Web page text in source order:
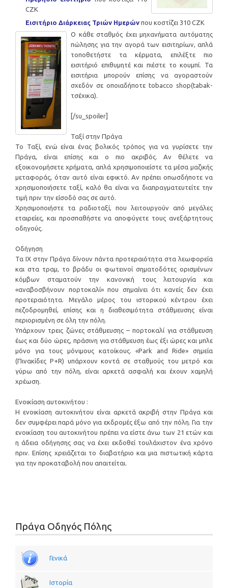
CZK
Εισιτήριο Διάρκειας Τριών Ημερών που κοστίζει 310 CZK
Ο κάθε σταθμός έχει μηχανήματα αυτόματης
πώλησης για την αγορά των εισιτηρίων, απλά
τοποθετήστε τα κέρματα, επιλέξτε πιο
εισιτήριό επιθυμητέ και πιέστε το κουμπί. Τα
εισιτήρια μπορούν επίσης να αγοραστούν
σχεδόν σε οποιαδήποτε tobacco shop(tabak-
τσέχικα).
[/su_spoiler]
Ταξί στην Πράγα
Το Ταξί, ενώ είναι ένας βολικός τρόπος για να γυρίσετε την
Πράγα, είναι επίσης και ο πιο ακριβός. Αν θέλετε να
εξοικονομήσετε χρήματα, απλά χρησιμοποιείστε τα μέσα μαζικής
μεταφοράς, όταν αυτό είναι εφικτό. Αν πρέπει οπωσδήποτε να
χρησιμοποιήσετε ταξί, καλό θα είναι να διαπραγματευτείτε την
τιμή πριν την είσοδό σας σε αυτό.
Χρησιμοποιήστε τα ραδιοταξί, που λειτουργούν από μεγάλες
εταιρείες, και προσπαθήστε να αποφύγετε τους ανεξάρτητους
οδηγούς.
Οδήγηση
Τα ΙΧ στην Πράγα δίνουν πάντα προτεραιότητα στα λεωφορεία
και στα τραμ, το βράδυ οι φωτεινοί σηματοδότες ορισμένων
κόμβων σταματούν την κανονική τους λειτουργία και
«αναβοσβήνουν πορτοκαλί» που σημαίνει ότι κανείς δεν έχει
προτεραιότητα. Μεγάλο μέρος του ιστορικού κέντρου έχει
πεζοδρομηθεί, επίσης και η διαθεσιμότητα στάθμευσης είναι
περιορισμένη σε όλη την πόλη.
Υπάρχουν τρεις ζώνες στάθμευσης – πορτοκαλί για στάθμευση
έως και δύο ώρες, πράσινη για στάθμευση έως έξι ώρες και μπλε
μόνο για τους μόνιμους κατοίκους. «Park and Ride» σημεία
(Πινακίδες P+R) υπάρχουν κοντά σε σταθμούς του μετρό και
γύρω από την πόλη, είναι αρκετά ασφαλή και έχουν χαμηλή
χρέωση.
Ενοικίαση αυτοκινήτου :
Η ενοικίαση αυτοκινήτου είναι αρκετά ακριβή στην Πράγα και
δεν συμφέρει παρά μόνο για εκδρομές έξω από την πόλη. Για την
ενοικίαση του αυτοκινήτου πρέπει να είστε άνω των 21 ετών και
η άδεια οδήγησης σας να έχει εκδοθεί τουλάχιστον ένα χρόνο
πριν. Επίσης χρειάζεται το διαβατήριο και μια πιστωτική κάρτα
για την προκαταβολή που απαιτείται.
Πράγα Οδηγός Πόλης
Γενικά
Ιστορία